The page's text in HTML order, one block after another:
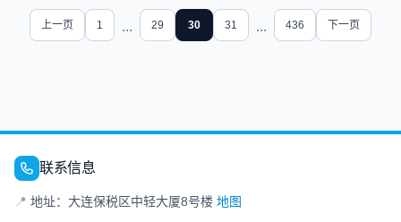
上一页 1 ... 29 30 31 ... 436 下一页
联系信息
📍 地址：大连保税区中轻大厦8号楼 地图